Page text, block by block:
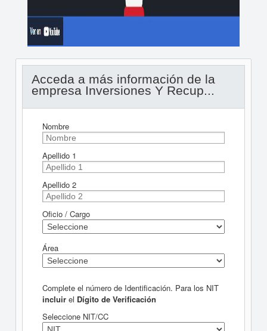
Acceda a más información de la
empresa Inversiones Y Recup...
Nombre
Apellido 1
Apellido 2
Oficio / Cargo
Área
Complete el número de Identificación. Para los NIT
incluirel Dígito de Verificación
Seleccione NIT/CC